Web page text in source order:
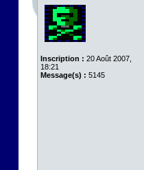
Inscription : 20 Août 2007,
18:21
Message(s) : 5145